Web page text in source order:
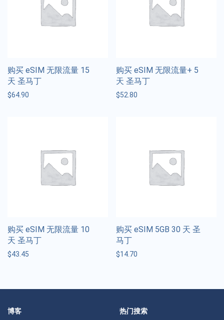
购买 eSIM 无限流量 15
天 圣马丁
$64.90
购买 eSIM 无限流量+ 5
天 圣马丁
$52.80
购买 eSIM 无限流量 10
天 圣马丁
$43.45
购买 eSIM 5GB 30 天 圣
马丁
$14.70
博客
热门搜索